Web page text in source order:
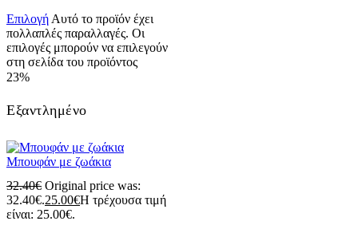
Επιλογή Αυτό το προϊόν έχει
πολλαπλές παραλλαγές. Οι
επιλογές μπορούν να επιλεγούν
στη σελίδα του προϊόντος
23%
Εξαντλημένο
Μπουφάν με ζωάκια
32.40€ Original price was:
32.40€.25.00€Η τρέχουσα τιμή
είναι: 25.00€.